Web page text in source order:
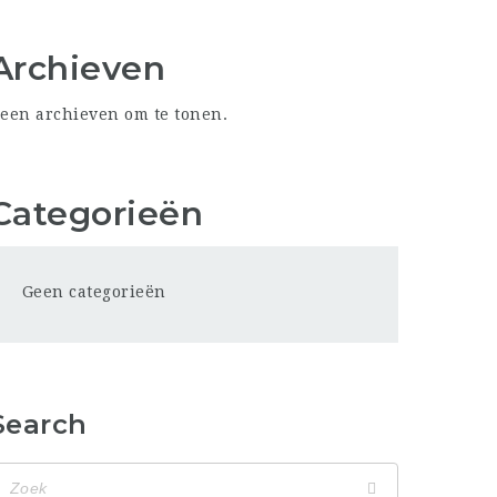
archieven om te tonen.
Geen categorieën